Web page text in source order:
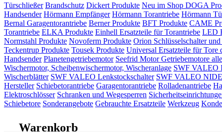
Türschließer Brandschutz Dickert Produkte Neu im Shop DOGA
Handsender Hörmann Empfänger Hörmann Torantriebe Hörmann
Bernal Garagentorantriebe Berner Produkte BFT Produkte CAME
Torantriebe ELKA Produkte Einhell Ersatzteile für Torantriebe LED
Normstahl Produkte Novoferm Produkte Orion Schlüsselschalter und
Teckentrup Produkte Tousek Produkte Universal Ersatzteile für Tore
Handsender Planetengetriebemotor Seefrid Motor Getriebemotore
Wischermotor, Scheibenwischermotor, Wischeranlage SWF VALEO
Wischerblätter SWF VALEO Lenkstockschalter SWF VALEO
Hersteller Schiebetorantriebe Garagentorantriebe Rolladenantriebe
Elektroschlösser Schranken und Wegesperren
Schiebetore Sonderangebote Gebrauchte Ersatzteile Werkzeug
Warenkorb